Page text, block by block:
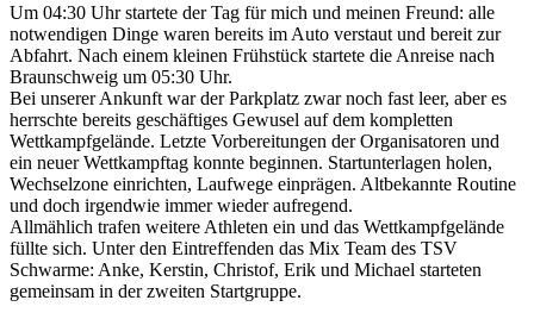
Um 04:30 Uhr startete der Tag für mich und meinen Freund: alle
notwendigen Dinge waren bereits im Auto verstaut und bereit zur
Abfahrt. Nach einem kleinen Frühstück startete die Anreise nach
Braunschweig um 05:30 Uhr.
Bei unserer Ankunft war der Parkplatz zwar noch fast leer, aber es
herrschte bereits geschäftiges Gewusel auf dem kompletten
Wettkampfgelände. Letzte Vorbereitungen der Organisatoren und
ein neuer Wettkampftag konnte beginnen. Startunterlagen holen,
Wechselzone einrichten, Laufwege einprägen. Altbekannte Routine
und doch irgendwie immer wieder aufregend.
Allmählich trafen weitere Athleten ein und das Wettkampfgelände
füllte sich. Unter den Eintreffenden das Mix Team des TSV
Schwarme: Anke, Kerstin, Christof, Erik und Michael starteten
gemeinsam in der zweiten Startgruppe.